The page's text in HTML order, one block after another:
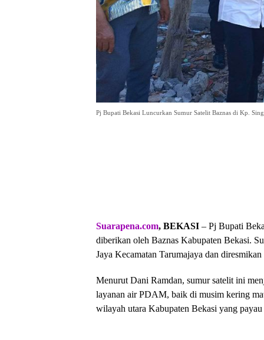
Pj Bupati Bekasi Luncurkan Sumur Satelit Baznas di Kp.
Suarapena.com, BEKASI – Pj Bupati
diberikan oleh Baznas Kabupaten Bekasi.
Jaya Kecamatan Tarumajaya dan
Menurut Dani Ramdan, sumur satelit ini
layanan air PDAM, baik di musim kering
wilayah utara Kabupaten Bekasi yang